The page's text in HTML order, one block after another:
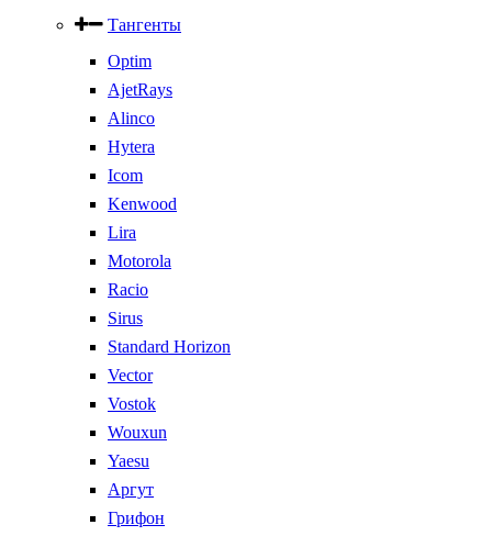
Тангенты
Optim
AjetRays
Alinco
Hytera
Icom
Kenwood
Lira
Motorola
Racio
Sirus
Standard Horizon
Vector
Vostok
Wouxun
Yaesu
Аргут
Грифон